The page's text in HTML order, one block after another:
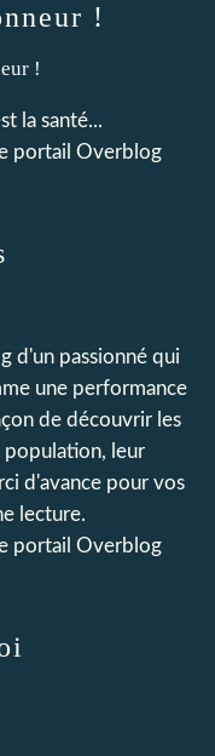
!
la santé...
portail Overblog
d'un passionné qui
une performance
de découvrir les
population, leur
d'avance pour vos
lecture.
portail Overblog